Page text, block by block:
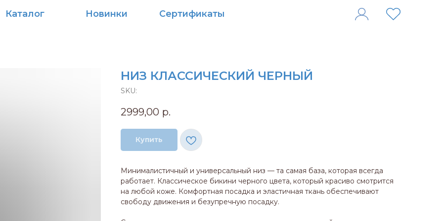
Сертификаты
Новинки
НИЗ КЛАССИЧЕСКИЙ ЧЕРНЫЙ
SKU:
2999,00 р.
Купить
Минималистичный и универсальный низ — та самая база, которая всегда
работает. Классическое бикини черного цвета, который красиво смотрится
на любой коже. Комфортная посадка и эластичная ткань обеспечивают
свободу движения и безупречную посадку.